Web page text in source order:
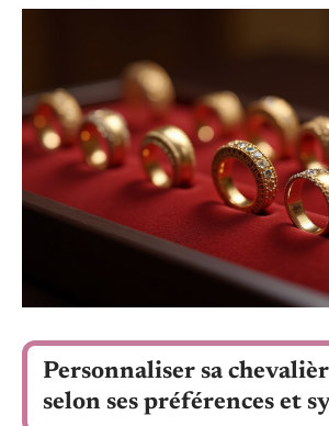
Personnaliser sa
selon ses préférences et